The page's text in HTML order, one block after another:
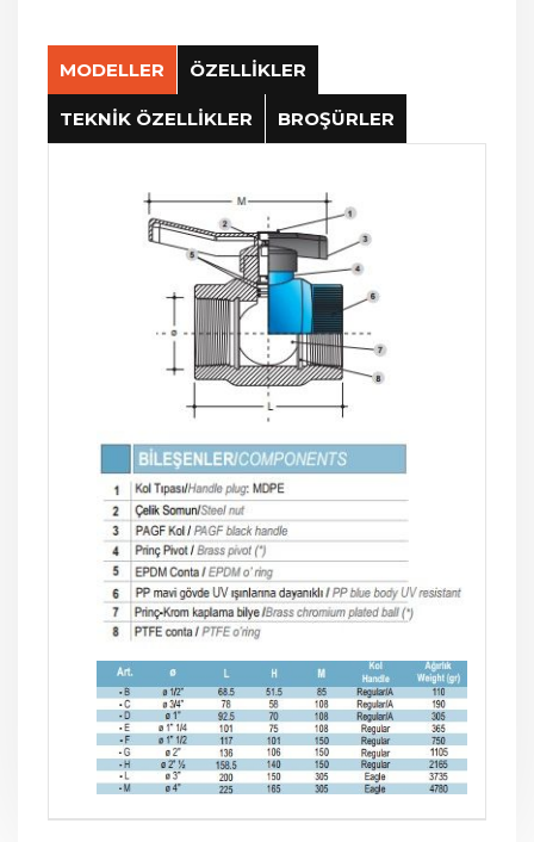
MODELLER ÖZELLİKLER
TEKNİK ÖZELLİKLER BROŞÜRLER
Çalışma Basıncı:
Çalışma Sıcaklığı:
çme suyu uygulamaları: